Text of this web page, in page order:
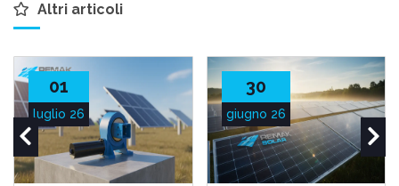
Altri articoli
01
luglio 26
30
giugno 26